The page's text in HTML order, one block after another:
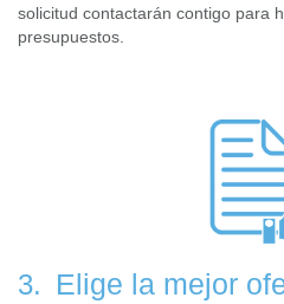
solicitud contactarán contigo para
presupuestos.
3. Elige la mejor